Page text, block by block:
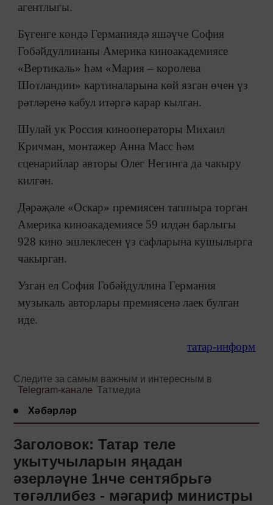
агентлыгы.
Бүгенге көндә Германиядә яшәүче София
Гобәйдуллинаны Америка киноакадемиясе
«Вертикаль» һәм «Мария – королева
Шотландии» картиналарына көй язган өчен үз
рәтләренә кабул итәргә карар кылган.
Шулай ук Россия кинооператоры Михаил
Кричман, монтажер Анна Масс һәм
сценарийлар авторы Олег Негинга да чакыру
килгән.
Дәрәҗәле «Оскар» премиясен тапшыра торган
Америка киноакадемиясе 59 илдән барлыгы
928 кино эшлеклесен үз сафларына кушылырга
чакырган.
Узган ел София Гобәйдуллина Германия
музыкаль авторлары премияcенә лаек булган
иде.
татар-информ
Следите за самым важным и интересным в
Telegram-канале Татмедиа
Хәбәрләр
Заголовок: Татар теле
укытучыларын яңадан
әзерләүне 1нче сентябрьгә
төгәллибез - мәгариф министры